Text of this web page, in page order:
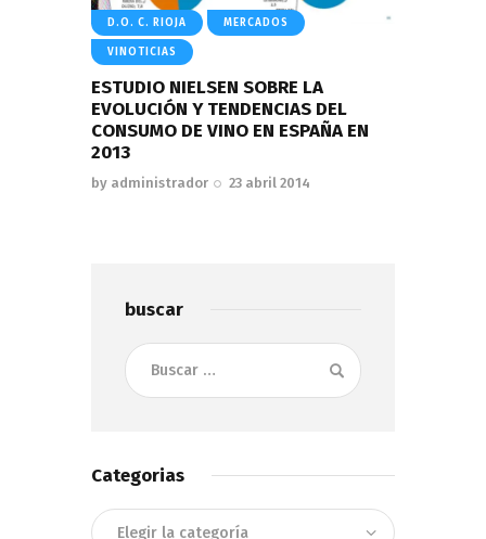
D.O. C. RIOJA MERCADOS
VINOTICIAS
ESTUDIO NIELSEN SOBRE LA
EVOLUCIÓN Y TENDENCIAS DEL
CONSUMO DE VINO EN ESPAÑA EN
2013
by administrador 23 abril 2014
buscar
Buscar:
Categorias
Categorias